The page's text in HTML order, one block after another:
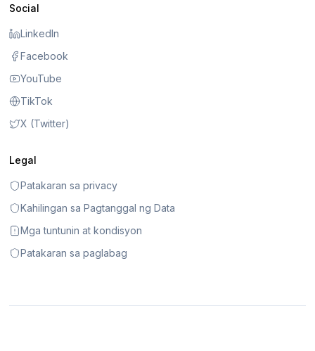
Social
LinkedIn
Facebook
YouTube
TikTok
X (Twitter)
Legal
Patakaran sa privacy
Kahilingan sa Pagtanggal ng Data
Mga tuntunin at kondisyon
Patakaran sa paglabag